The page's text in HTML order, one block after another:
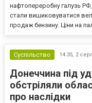
нафтопереробну галузь
стали вишиковуватися
продаж бензину. Ціни на
Суспільство 14:35, 2
Донеччина під
обстріляли
про наслідки